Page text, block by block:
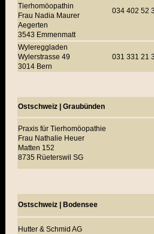
Tierhomöopathin
Frau Nadia Maurer
Aegerten
3543 Emmenmatt
034 402 52
Wylereggladen
Wylerstrasse 49
3014 Bern
031 331 21
Ostschweiz | Graubünden
Praxis für Tierhomöopathie
Frau Nathalie Heuer
Matten 152
8735 Rüeterswil SG
Ostschweiz | Bodensee
Hutter & Schmid AG